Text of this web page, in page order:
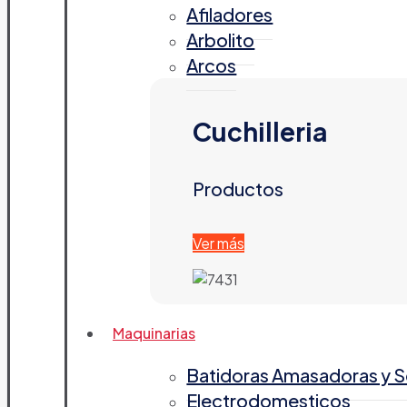
Afiladores
Arbolito
Arcos
Cuchilleria
Productos
Ver más
Maquinarias
Batidoras Amasadoras y
Electrodomesticos